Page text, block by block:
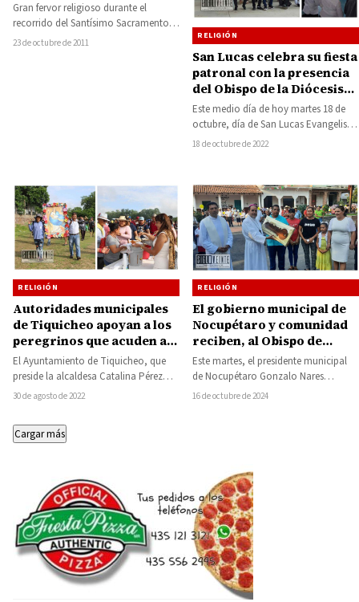
Gran fervor religioso durante el
recorrido del Santísimo Sacramento
de la Diócesis de Ciudad Altamirano,
23 de octubre de 2011
RELIGIÓN
San Lucas celebra su fiesta
patronal con la presencia
del Obispo de la Diócesis
de Ciudad Altamirano
Este medio día de hoy martes 18 de
octubre, día de San Lucas Evangelista,
escritor del tercer Evangelio,…
18 de octubre de 2022
RELIGIÓN
Autoridades municipales
de Tiquicheo apoyan a los
peregrinos que acuden al
santuario de la Virgen de
la Inmaculada Concepción
de San Lucas
El Ayuntamiento de Tiquicheo, que
preside la alcaldesa Catalina Pérez
Negrón Espinoza, se unió en oración
30 de agosto de 2022
RELIGIÓN
El gobierno municipal de
Nocupétaro y comunidad
reciben, al Obispo de
Tacámbaro durante su
visita pastoral
Este martes, el presidente municipal
de Nocupétaro Gonzalo Nares
Gómez, en compañía de su equipo de
16 de octubre de 2024
Cargar más